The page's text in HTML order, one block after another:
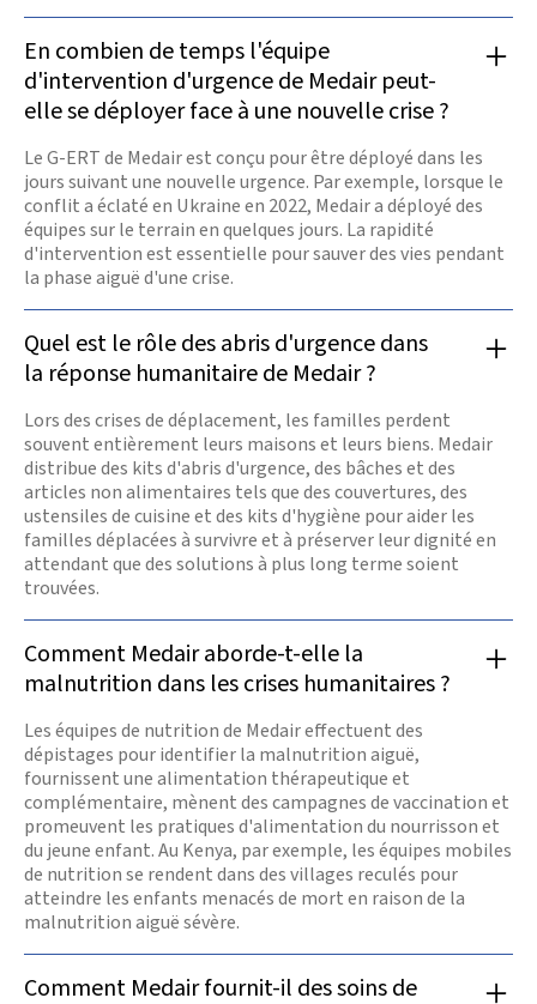
En combien de temps l'équipe
d'intervention d'urgence de Medair peut-
elle se déployer face à une nouvelle crise ?
Le G-ERT de Medair est conçu pour être déployé dans les
jours suivant une nouvelle urgence. Par exemple, lorsque le
conflit a éclaté en Ukraine en 2022, Medair a déployé des
équipes sur le terrain en quelques jours. La rapidité
d'intervention est essentielle pour sauver des vies pendant
la phase aiguë d'une crise.
Quel est le rôle des abris d'urgence dans
la réponse humanitaire de Medair ?
Lors des crises de déplacement, les familles perdent
souvent entièrement leurs maisons et leurs biens. Medair
distribue des kits d'abris d'urgence, des bâches et des
articles non alimentaires tels que des couvertures, des
ustensiles de cuisine et des kits d'hygiène pour aider les
familles déplacées à survivre et à préserver leur dignité en
attendant que des solutions à plus long terme soient
trouvées.
Comment Medair aborde-t-elle la
malnutrition dans les crises humanitaires ?
Les équipes de nutrition de Medair effectuent des
dépistages pour identifier la malnutrition aiguë,
fournissent une alimentation thérapeutique et
complémentaire, mènent des campagnes de vaccination et
promeuvent les pratiques d'alimentation du nourrisson et
du jeune enfant. Au Kenya, par exemple, les équipes mobiles
de nutrition se rendent dans des villages reculés pour
atteindre les enfants menacés de mort en raison de la
malnutrition aiguë sévère.
Comment Medair fournit-il des soins de